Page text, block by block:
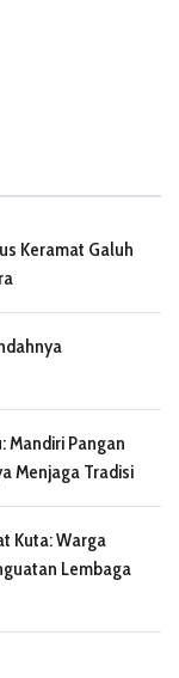
Keramat Galuh
Mandiri Pangan
Menjaga Tradisi
Kuta: Warga
Lembaga